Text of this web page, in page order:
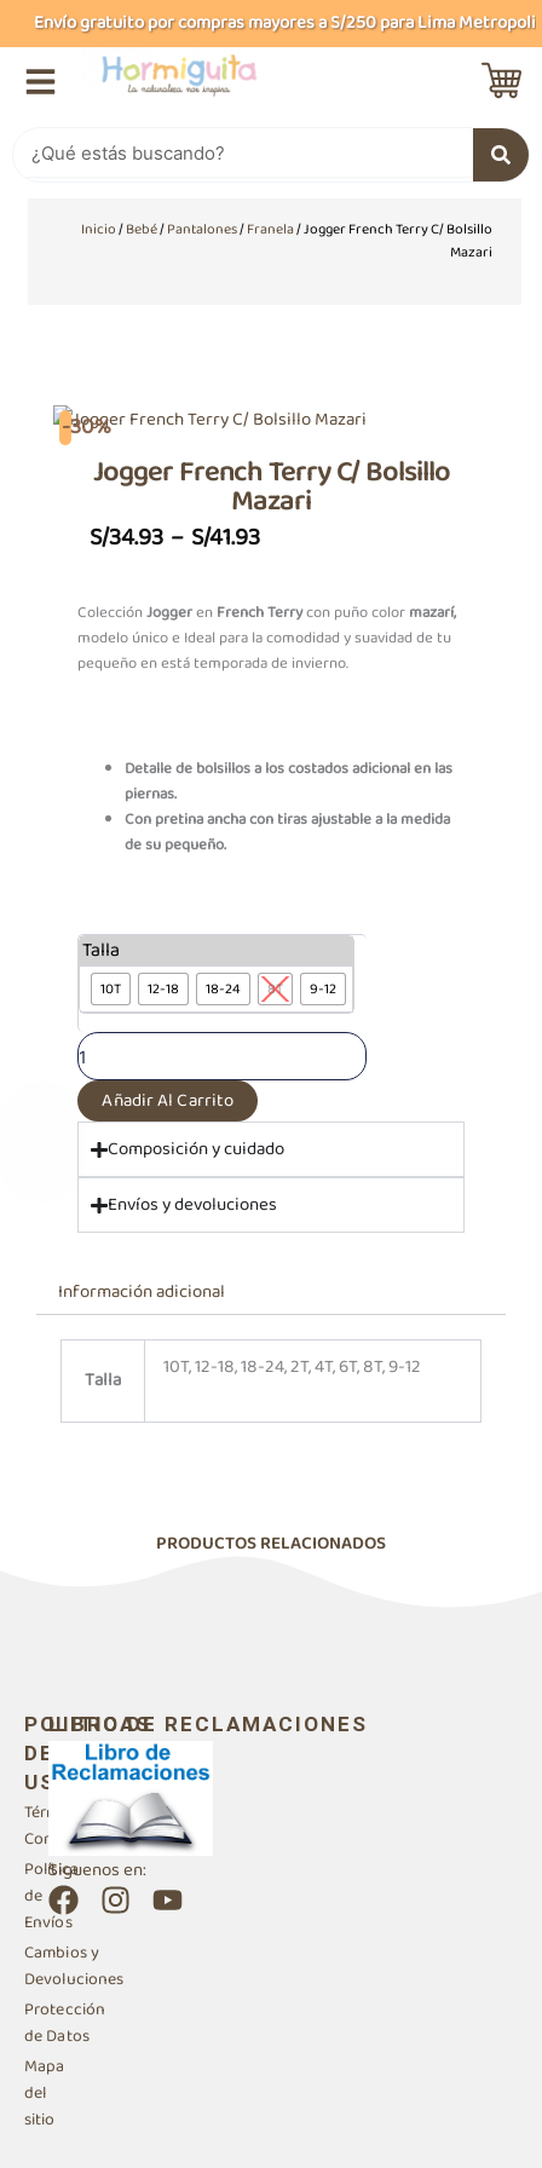
al
contenido
Envío gratuito por compras mayores a S/250 para Lima
Inicio/Bebé/Pantalones/Franela/ Jogger French Terry C/ Bolsillo
Mazari
-30%
Jogger French Terry C/ Bolsillo
Mazari
S/34.93 – S/41.93Price
S/34.93
Through
ColecciónJoggerenFrench Terrycon puño colormazarí,
modelo único e Ideal para la comodidad y suavidad de tu
pequeño en está temporada de invierno.
Detalle de bolsillos a los costados adicional en las
piernas.
Con pretina ancha con tiras ajustable a la medida
de su pequeño.
Talla
10T 12-18 18-24 8T 9-12
Jogger
French
Terry
C/
Bolsillo
Mazari
cantidad
Añadir Al Carrito
Composición y cuidado
Envíos y devoluciones
Información adicional
Talla 10T, 12-18, 18-24, 2T, 4T, 6T, 8T, 9-12
PRODUCTOS RELACIONADOS
POLITICAS
DE
USO
Términos y
Condiciones
Política
de
Envíos
Cambios y
Devoluciones
Protección
de Datos
Mapa
del
sitio
LIBRO DE RECLAMACIONES
Siguenos en:
F
a
c
e
b
o
o
I
n
t
Y